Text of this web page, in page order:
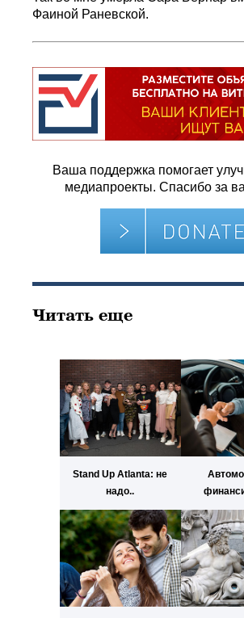
Фаиной Раневской.
Ваша поддержка помогает
медиапроекты. Спасибо за
Читать еще
Stand Up Atlanta: не
надо..